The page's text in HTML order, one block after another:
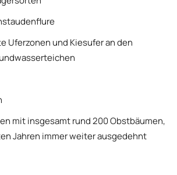
Uferzonen und Kiesufer an den
mit insgesamt rund 200 Obstbäumen,
Jahren immer weiter ausgedehnt